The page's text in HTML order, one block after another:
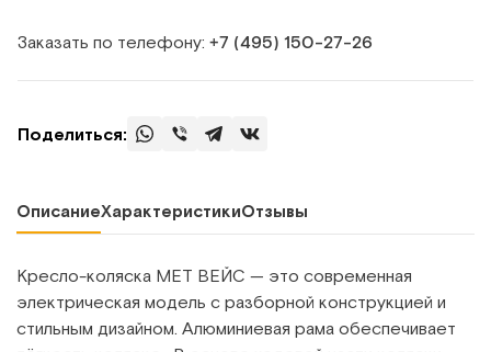
Заказать по телефону: +7 (495) 150‑27‑26
Поделиться:
ОписаниеХарактеристикиОтзывы
Кресло-коляска MET ВЕЙС — это современная
электрическая модель с разборной конструкцией и
стильным дизайном. Алюминиевая рама обеспечивает